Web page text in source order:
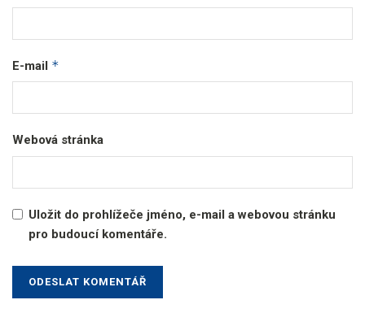
E-mail *
Webová stránka
Uložit do prohlížeče jméno, e-mail a webovou stránku
pro budoucí komentáře.